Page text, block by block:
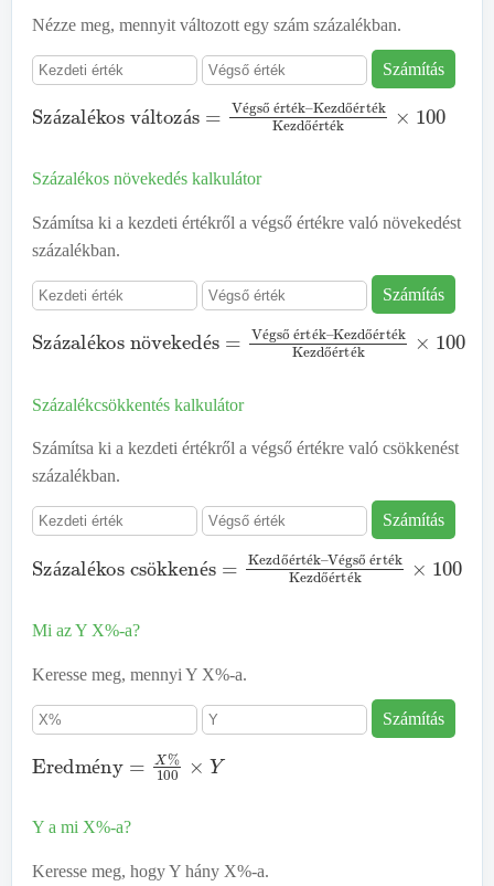
Nézze meg, mennyit változott egy szám százalékban.
Számítás
á é á á
é ő é é ő é é
Százalékos változás Végső érték–
Kezdőérték Kezdőérték ×100
Százalékos növekedés kalkulátor
Számítsa ki a kezdeti értékről a végső értékre való növekedést
százalékban.
Számítás
á é ö é
őé é
Százalékos növekedés Végső érték–
Kezdőérték Kezdőérték 100
Százalékcsökkentés kalkulátor
Számítsa ki a kezdeti értékről a végső értékre való csökkenést
százalékban.
Számítás
á é ö é
Százalékos csökkenés Kezdőérték–
Végső érték Kezdőérték× 100
Mi az Y X%-a?
Keresse meg, mennyi Y X%-a.
Számítás
é
Eredmény %100 Y
Y a mi X%-a?
Keresse meg, hogy Y hány X%-a.